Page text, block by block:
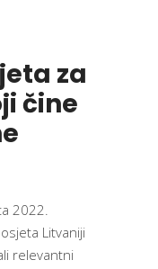
za
čine
2022.
Litvaniji
relevantni